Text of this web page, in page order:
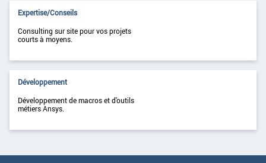
Expertise/Conseils
Consulting sur site pour vos projets
courts à moyens.
Développement
Développement de macros et d'outils
métiers Ansys.